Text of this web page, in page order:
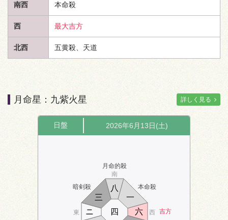
南西 本命殺
西 最大吉方
北西 五黄殺、 天道
月命星：九紫火星 詳しく見る
日盤 2026年6月13日(土)
暗剣殺
月命的殺
本命殺
吉方
南
東 西
一
ニ
三
四
六
八